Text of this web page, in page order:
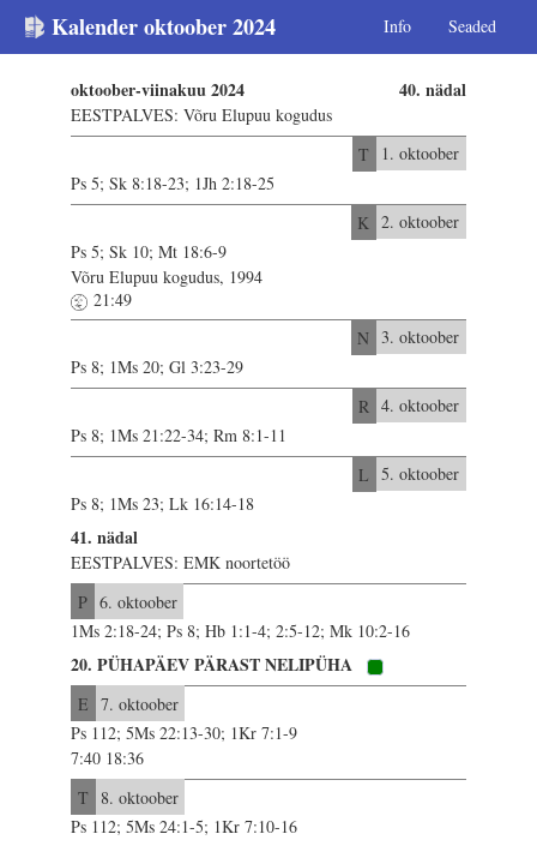
Kalender oktoober 2024 Info Seaded
40. nädal
oktoober-viinakuu 2024
EESTPALVES: Võru Elupuu kogudus
T
1. oktoober
Ps 5; Sk 8:18-23; 1Jh 2:18-25
K 2. oktoober
Ps 5; Sk 10; Mt 18:6-9
Võru Elupuu kogudus, 1994
21:49
N 3. oktoober
Ps 8; 1Ms 20; Gl 3:23-29
R 4. oktoober
Ps 8; 1Ms 21:22-34; Rm 8:1-11
L 5. oktoober
Ps 8; 1Ms 23; Lk 16:14-18
41. nädal
EESTPALVES: EMK noortetöö
P 6. oktoober
1Ms 2:18-24; Ps 8; Hb 1:1-4; 2:5-12; Mk 10:2-16
20. PÜHAPÄEV PÄRAST NELIPÜHA
E 7. oktoober
Ps 112; 5Ms 22:13-30; 1Kr 7:1-9
7:40 18:36
T
8. oktoober
Ps 112; 5Ms 24:1-5; 1Kr 7:10-16